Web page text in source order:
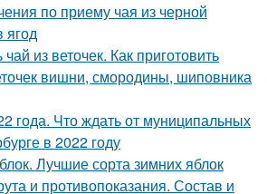
по приему чая из черной
ягод
чай из веточек. Как приготовить
вишни, смородины, шиповника
года. Что ждать от муниципальных
в 2022 году
Лучшие сорта зимних яблок
и противопоказания. Состав и